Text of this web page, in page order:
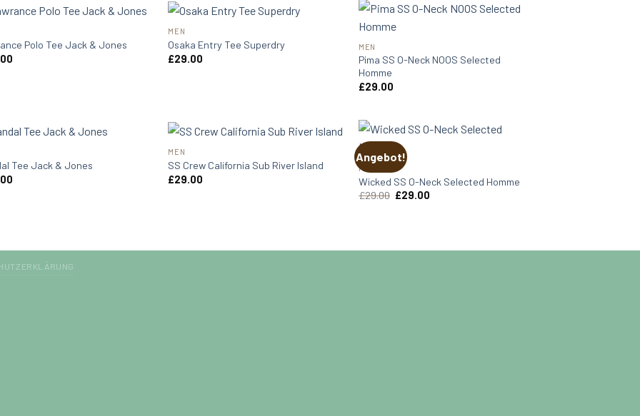
Polo Tee Jack & Jones
MEN
Osaka Entry Tee Superdry
£29.00
MEN
Pima SS O-Neck NOOS Selected
Homme
£29.00
Tee Jack & Jones
MEN
SS Crew California Sub River Island
£29.00
Angebot!
MEN
Wicked SS O-Neck Selected Homme
£29.00 Ursprünglicher
£29.00